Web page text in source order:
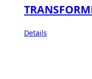
Details